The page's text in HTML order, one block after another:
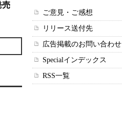
売
ご意見・ご感想
リリース送付先
広告掲載のお問い合わせ
Specialインデックス
RSS一覧